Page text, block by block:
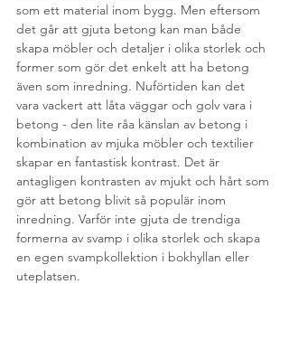
som ett material inom bygg. Men eftersom
det går att gjuta betong kan man både
skapa möbler och detaljer i olika storlek och
former som gör det enkelt att ha betong
även som inredning. Nuförtiden kan det
vara vackert att låta väggar och golv vara i
betong - den lite råa känslan av betong i
kombination av mjuka möbler och textilier
skapar en fantastisk kontrast. Det är
antagligen kontrasten av mjukt och hårt som
gör att betong blivit så populär inom
inredning. Varför inte gjuta de trendiga
formerna av svamp i olika storlek och skapa
en egen svampkollektion i bokhyllan eller
uteplatsen.